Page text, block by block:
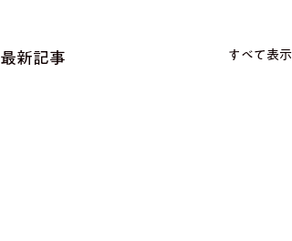
最新記事 すべて表示